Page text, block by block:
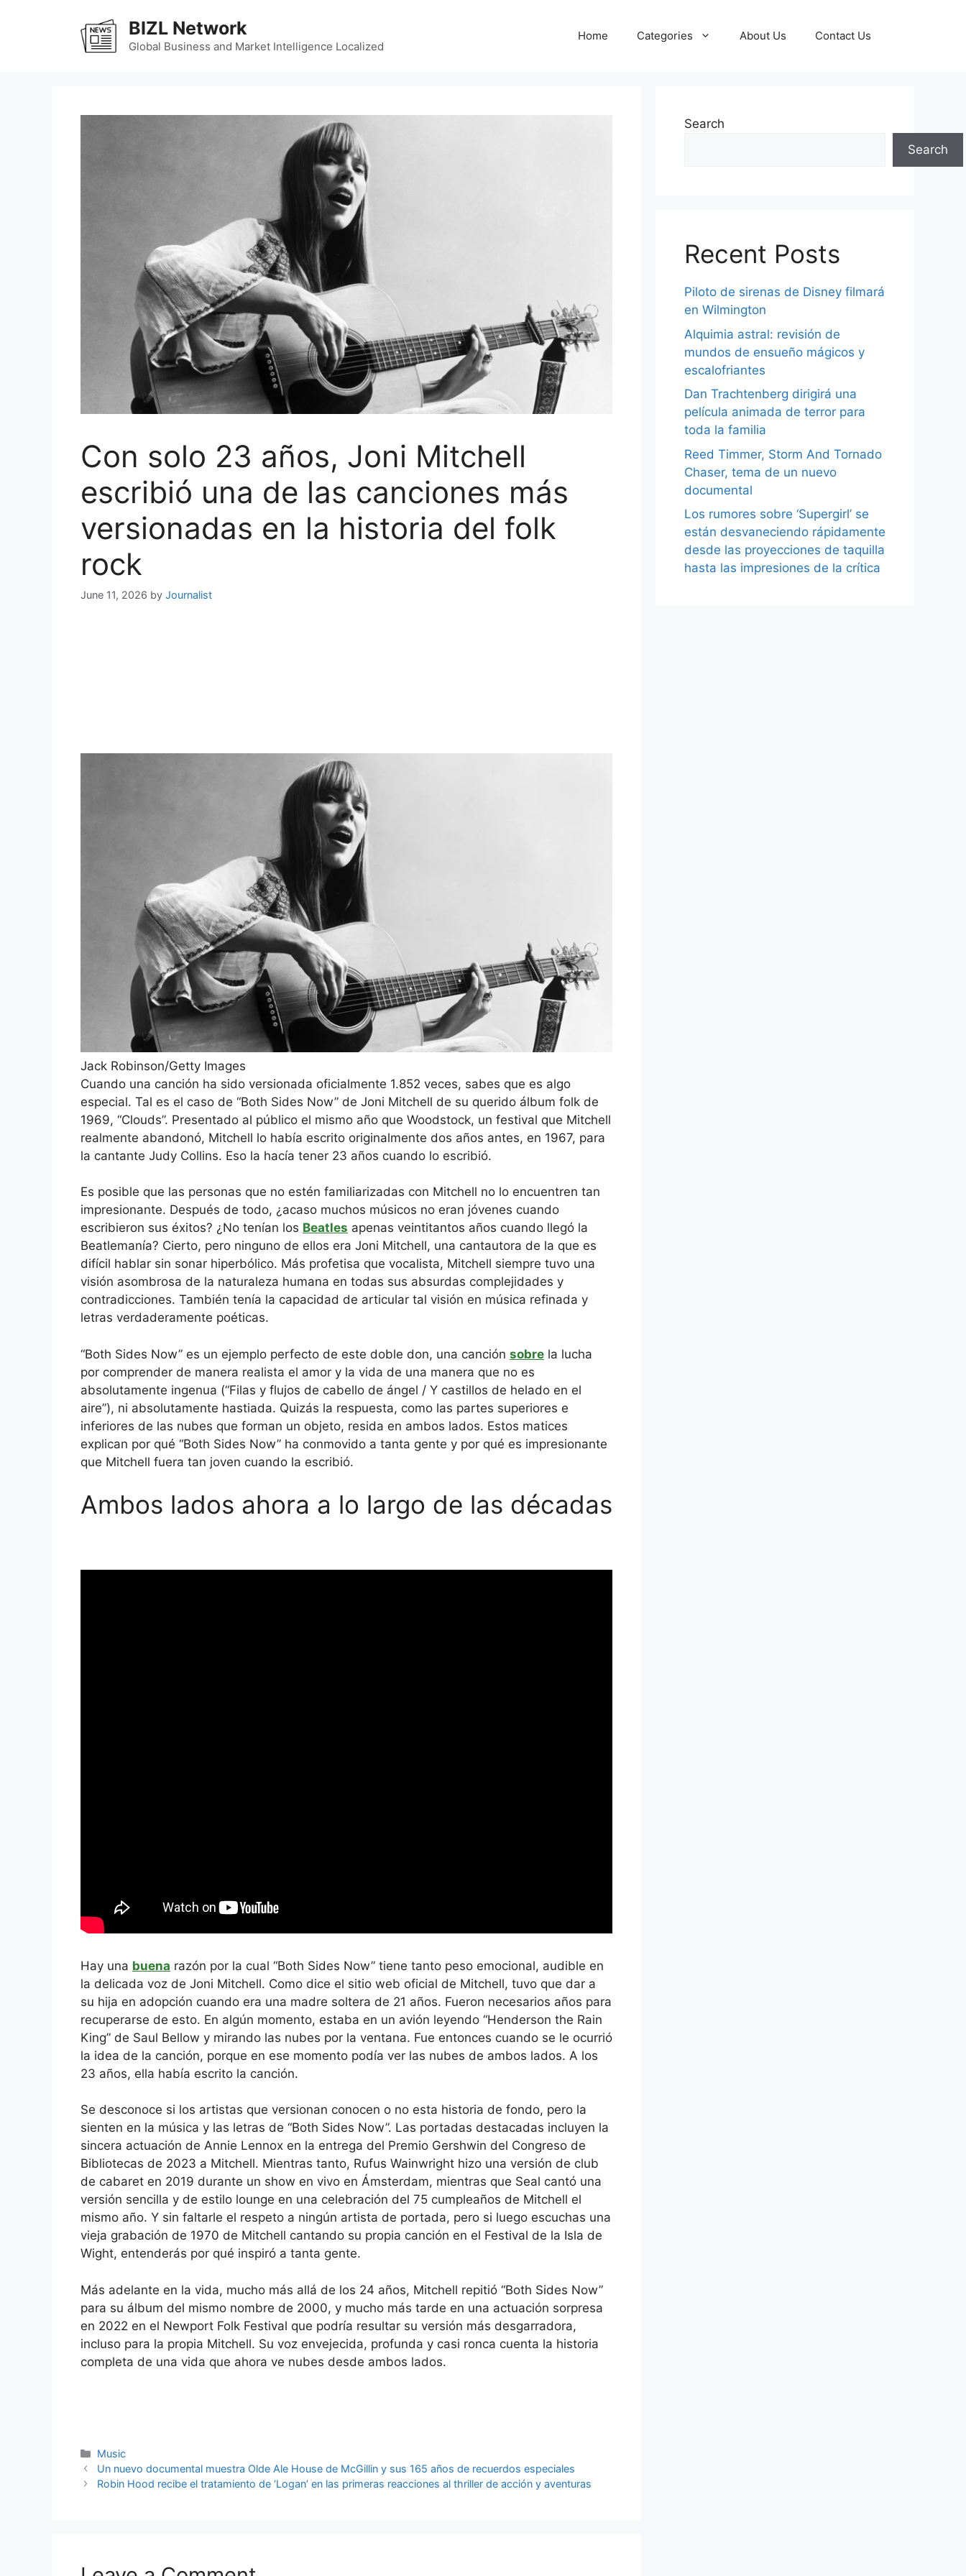
BIZL Network
Global Business and Market Intelligence Localized
Home Categories About Us Contact Us
Con solo 23 años, Joni Mitchell
escribió una de las canciones más
versionadas en la historia del folk
rock
June 11, 2026 by Journalist
Jack Robinson/Getty Images
Cuando una canción ha sido versionada oficialmente 1.852 veces, sabes que es algo
especial. Tal es el caso de “Both Sides Now” de Joni Mitchell de su querido álbum folk de
1969, “Clouds”. Presentado al público el mismo año que Woodstock, un festival que Mitchell
realmente abandonó, Mitchell lo había escrito originalmente dos años antes, en 1967, para
la cantante Judy Collins. Eso la hacía tener 23 años cuando lo escribió.
Es posible que las personas que no estén familiarizadas con Mitchell no lo encuentren tan
impresionante. Después de todo, ¿acaso muchos músicos no eran jóvenes cuando
escribieron sus éxitos? ¿No tenían los Beatles apenas veintitantos años cuando llegó la
Beatlemanía? Cierto, pero ninguno de ellos era Joni Mitchell, una cantautora de la que es
difícil hablar sin sonar hiperbólico. Más profetisa que vocalista, Mitchell siempre tuvo una
visión asombrosa de la naturaleza humana en todas sus absurdas complejidades y
contradicciones. También tenía la capacidad de articular tal visión en música refinada y
letras verdaderamente poéticas.
“Both Sides Now” es un ejemplo perfecto de este doble don, una canción sobre la lucha
por comprender de manera realista el amor y la vida de una manera que no es
absolutamente ingenua (“Filas y flujos de cabello de ángel / Y castillos de helado en el
aire”), ni absolutamente hastiada. Quizás la respuesta, como las partes superiores e
inferiores de las nubes que forman un objeto, resida en ambos lados. Estos matices
explican por qué “Both Sides Now” ha conmovido a tanta gente y por qué es impresionante
que Mitchell fuera tan joven cuando la escribió.
Ambos lados ahora a lo largo de las décadas
Hay una buena razón por la cual “Both Sides Now” tiene tanto peso emocional, audible en
la delicada voz de Joni Mitchell. Como dice el sitio web oficial de Mitchell, tuvo que dar a
su hija en adopción cuando era una madre soltera de 21 años. Fueron necesarios años para
recuperarse de esto. En algún momento, estaba en un avión leyendo “Henderson the Rain
King” de Saul Bellow y mirando las nubes por la ventana. Fue entonces cuando se le ocurrió
la idea de la canción, porque en ese momento podía ver las nubes de ambos lados. A los
23 años, ella había escrito la canción.
Se desconoce si los artistas que versionan conocen o no esta historia de fondo, pero la
sienten en la música y las letras de “Both Sides Now”. Las portadas destacadas incluyen la
sincera actuación de Annie Lennox en la entrega del Premio Gershwin del Congreso de
Bibliotecas de 2023 a Mitchell. Mientras tanto, Rufus Wainwright hizo una versión de club
de cabaret en 2019 durante un show en vivo en Ámsterdam, mientras que Seal cantó una
versión sencilla y de estilo lounge en una celebración del 75 cumpleaños de Mitchell el
mismo año. Y sin faltarle el respeto a ningún artista de portada, pero si luego escuchas una
vieja grabación de 1970 de Mitchell cantando su propia canción en el Festival de la Isla de
Wight, entenderás por qué inspiró a tanta gente.
Más adelante en la vida, mucho más allá de los 24 años, Mitchell repitió “Both Sides Now”
para su álbum del mismo nombre de 2000, y mucho más tarde en una actuación sorpresa
en 2022 en el Newport Folk Festival que podría resultar su versión más desgarradora,
incluso para la propia Mitchell. Su voz envejecida, profunda y casi ronca cuenta la historia
completa de una vida que ahora ve nubes desde ambos lados.
Categories
Music
Un nuevo documental muestra Olde Ale House de McGillin y sus 165 años de recuerdos especiales
Robin Hood recibe el tratamiento de ‘Logan’ en las primeras reacciones al thriller de acción y aventuras
Search
Search
Recent Posts
Piloto de sirenas de Disney filmará
en Wilmington
Alquimia astral: revisión de
mundos de ensueño mágicos y
escalofriantes
Dan Trachtenberg dirigirá una
película animada de terror para
toda la familia
Reed Timmer, Storm And Tornado
Chaser, tema de un nuevo
documental
Los rumores sobre ‘Supergirl’ se
están desvaneciendo rápidamente
desde las proyecciones de taquilla
hasta las impresiones de la crítica